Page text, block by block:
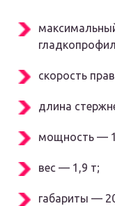
скорость
длина
мощность —
вес — 1,9 т;
габариты —